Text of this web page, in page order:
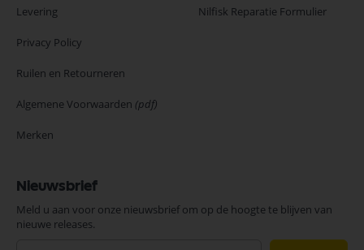
Levering
Privacy Policy
Ruilen en Retourneren
Algemene Voorwaarden (pdf)
Merken
Nilfisk Reparatie Formulier
Nieuwsbrief
Meld u aan voor onze nieuwsbrief om op de hoogte te blijven van
nieuwe releases.